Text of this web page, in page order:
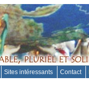
Sites intéressants Contact